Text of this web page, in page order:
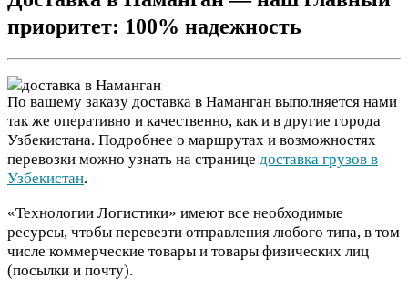
приоритет: 100% надежность
По вашему заказу доставка в Наманган выполняется нами
так же оперативно и качественно, как и в другие города
Узбекистана. Подробнее о маршрутах и возможностях
перевозки можно узнать на странице доставка грузов в
Узбекистан.
«Технологии Логистики» имеют все необходимые
ресурсы, чтобы перевезти отправления любого типа, в том
числе коммерческие товары и товары физических лиц
(посылки и почту).